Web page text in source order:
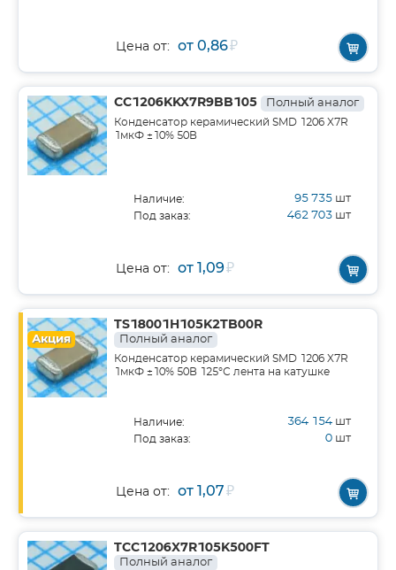
Цена от: от 0,86₽
CC1206KKX7R9BB105 Полный аналог
Конденсатор керамический SMD 1206 X7R
1мкФ ±10% 50В
Наличие: 95 735 шт
Под заказ: 462 703 шт
Цена от: от 1,09₽
Акция
TS18001H105K2TB00R
Полный аналог
Конденсатор керамический SMD 1206 X7R
1мкФ ±10% 50В 125°С лента на катушке
Наличие: 364 154 шт
Под заказ: 0 шт
Цена от: от 1,07₽
TCC1206X7R105K500FT
Полный аналог